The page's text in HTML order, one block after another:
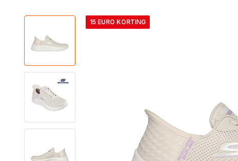
15 EURO KORTING